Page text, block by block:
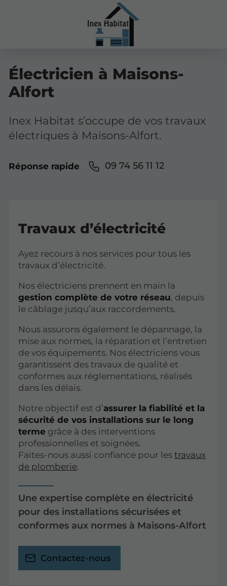
Électricien à Maisons-
Alfort
Inex Habitat s’occupe de vos travaux
électriques à Maisons-Alfort.
Réponse rapide 09 74 56 11 12
Travaux d’électricité
Ayez recours à nos services pour tous les
travaux d’électricité.
Nos électriciens prennent en main la
gestion complète de votre réseau, depuis
le câblage jusqu’aux raccordements.
Nous assurons également le dépannage, la
mise aux normes, la réparation et l’entretien
de vos équipements. Nos électriciens vous
garantissent des travaux de qualité et
conformes aux réglementations, réalisés
dans les délais.
Notre objectif est d’assurer la fiabilité et la
sécurité de vos installations sur le long
terme grâce à des interventions
professionnelles et soignées.
Faites-nous aussi confiance pour lestravaux
de plomberie.
Une expertise complète en électricité
pour des installations sécurisées et
conformes aux normes à Maisons-Alfort
Contactez-nous